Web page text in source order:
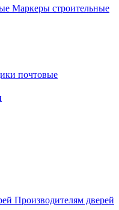
Маркеры строительные
почтовые
Производителям дверей